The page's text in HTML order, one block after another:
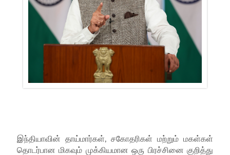
இந்தியாவின் தாய்மார்கள்
சகோதரிகள் மற்றும் மகள்கள்
தொடர்பான மிகவும் முக்கியமான ஒரு பிரச்சினை குறித்து